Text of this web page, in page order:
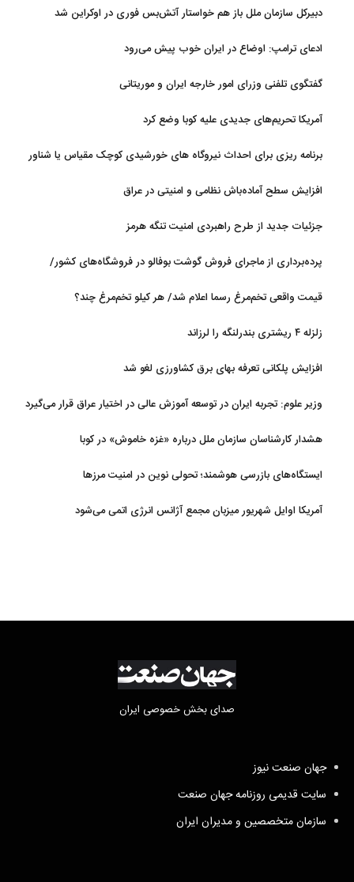
دبیرکل سازمان ملل باز هم خواستار آتش‌بس فوری در اوکراین شد
ادعای ترامپ: اوضاع در ایران خوب پیش می‌رود
گفتگوی تلفنی وزرای امور خارجه ایران و موریتانی
آمریکا تحریم‌های جدیدی علیه کوبا وضع کرد
برنامه ریزی برای احداث نیروگاه های خورشیدی کوچک مقیاس یا شناور
افزایش سطح آماده‌باش نظامی و امنیتی در عراق
جزئیات جدید از طرح راهبردی امنیت تنگه هرمز
پرده‌برداری از ماجرای فروش گوشت بوفالو در فروشگاه‌های کشور/
قیمت واقعی تخم‌مرغ رسما اعلام شد/ هر کیلو تخم‌مرغ چند؟
زلزله ۴ ریشتری بندرلنگه را لرزاند
افزایش پلکانی تعرفه بهای برق کشاورزی لغو شد
وزیر علوم: تجربه ایران در توسعه آموزش عالی در اختیار عراق قرار می‌گیرد
هشدار کارشناسان سازمان ملل درباره «غزه‌ خاموش» در کوبا
ایستگاه‌های بازرسی هوشمند؛ تحولی نوین در امنیت مرزها
آمریکا اوایل شهریور میزبان مجمع آژانس انرژی اتمی می‌شود
صدای بخش خصوصی ایران
جهان صنعت نیوز
سایت قدیمی روزنامه جهان صنعت
سازمان متخصصین و مدیران ایران